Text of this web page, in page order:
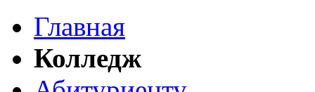
Главная
Колледж